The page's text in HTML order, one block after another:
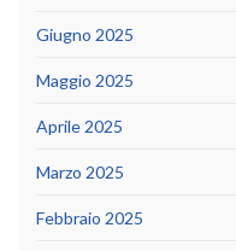
Giugno 2025
Maggio 2025
Aprile 2025
Marzo 2025
Febbraio 2025